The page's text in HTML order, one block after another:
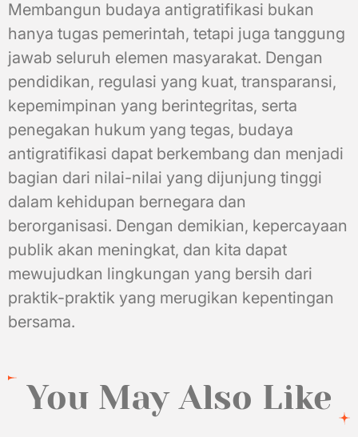
Membangun budaya antigratifikasi bukan
hanya tugas pemerintah, tetapi juga tanggung
jawab seluruh elemen masyarakat. Dengan
pendidikan, regulasi yang kuat, transparansi,
kepemimpinan yang berintegritas, serta
penegakan hukum yang tegas, budaya
antigratifikasi dapat berkembang dan menjadi
bagian dari nilai-nilai yang dijunjung tinggi
dalam kehidupan bernegara dan
berorganisasi. Dengan demikian, kepercayaan
publik akan meningkat, dan kita dapat
mewujudkan lingkungan yang bersih dari
praktik-praktik yang merugikan kepentingan
bersama.
You May Also Like